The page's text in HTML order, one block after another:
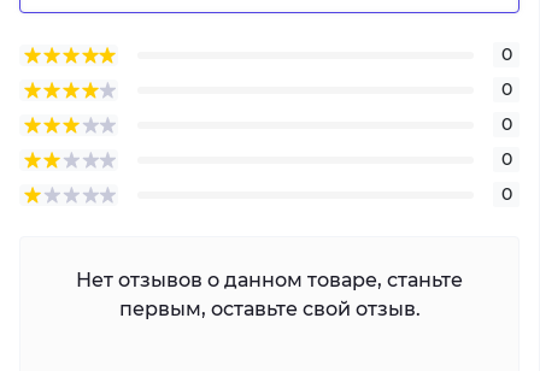
0
0
0
0
0
Нет отзывов о данном товаре, станьте
первым, оставьте свой отзыв.